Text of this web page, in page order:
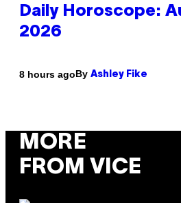
Daily Horoscope:
2026
8 hours agoBy Ashley Fike
MORE
FROM VICE